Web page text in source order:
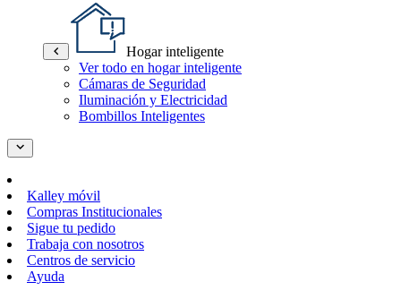
Hogar inteligente
Ver todo en hogar inteligente
Cámaras de Seguridad
Iluminación y Electricidad
Bombillos Inteligentes
Kalley móvil
Compras Institucionales
Sigue tu pedido
Trabaja con nosotros
Centros de servicio
Ayuda